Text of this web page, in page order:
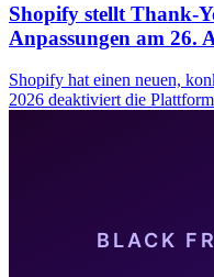
Shopify stellt Thank-
Anpassungen am 26.
Shopify hat einen neuen,
2026 deaktiviert die